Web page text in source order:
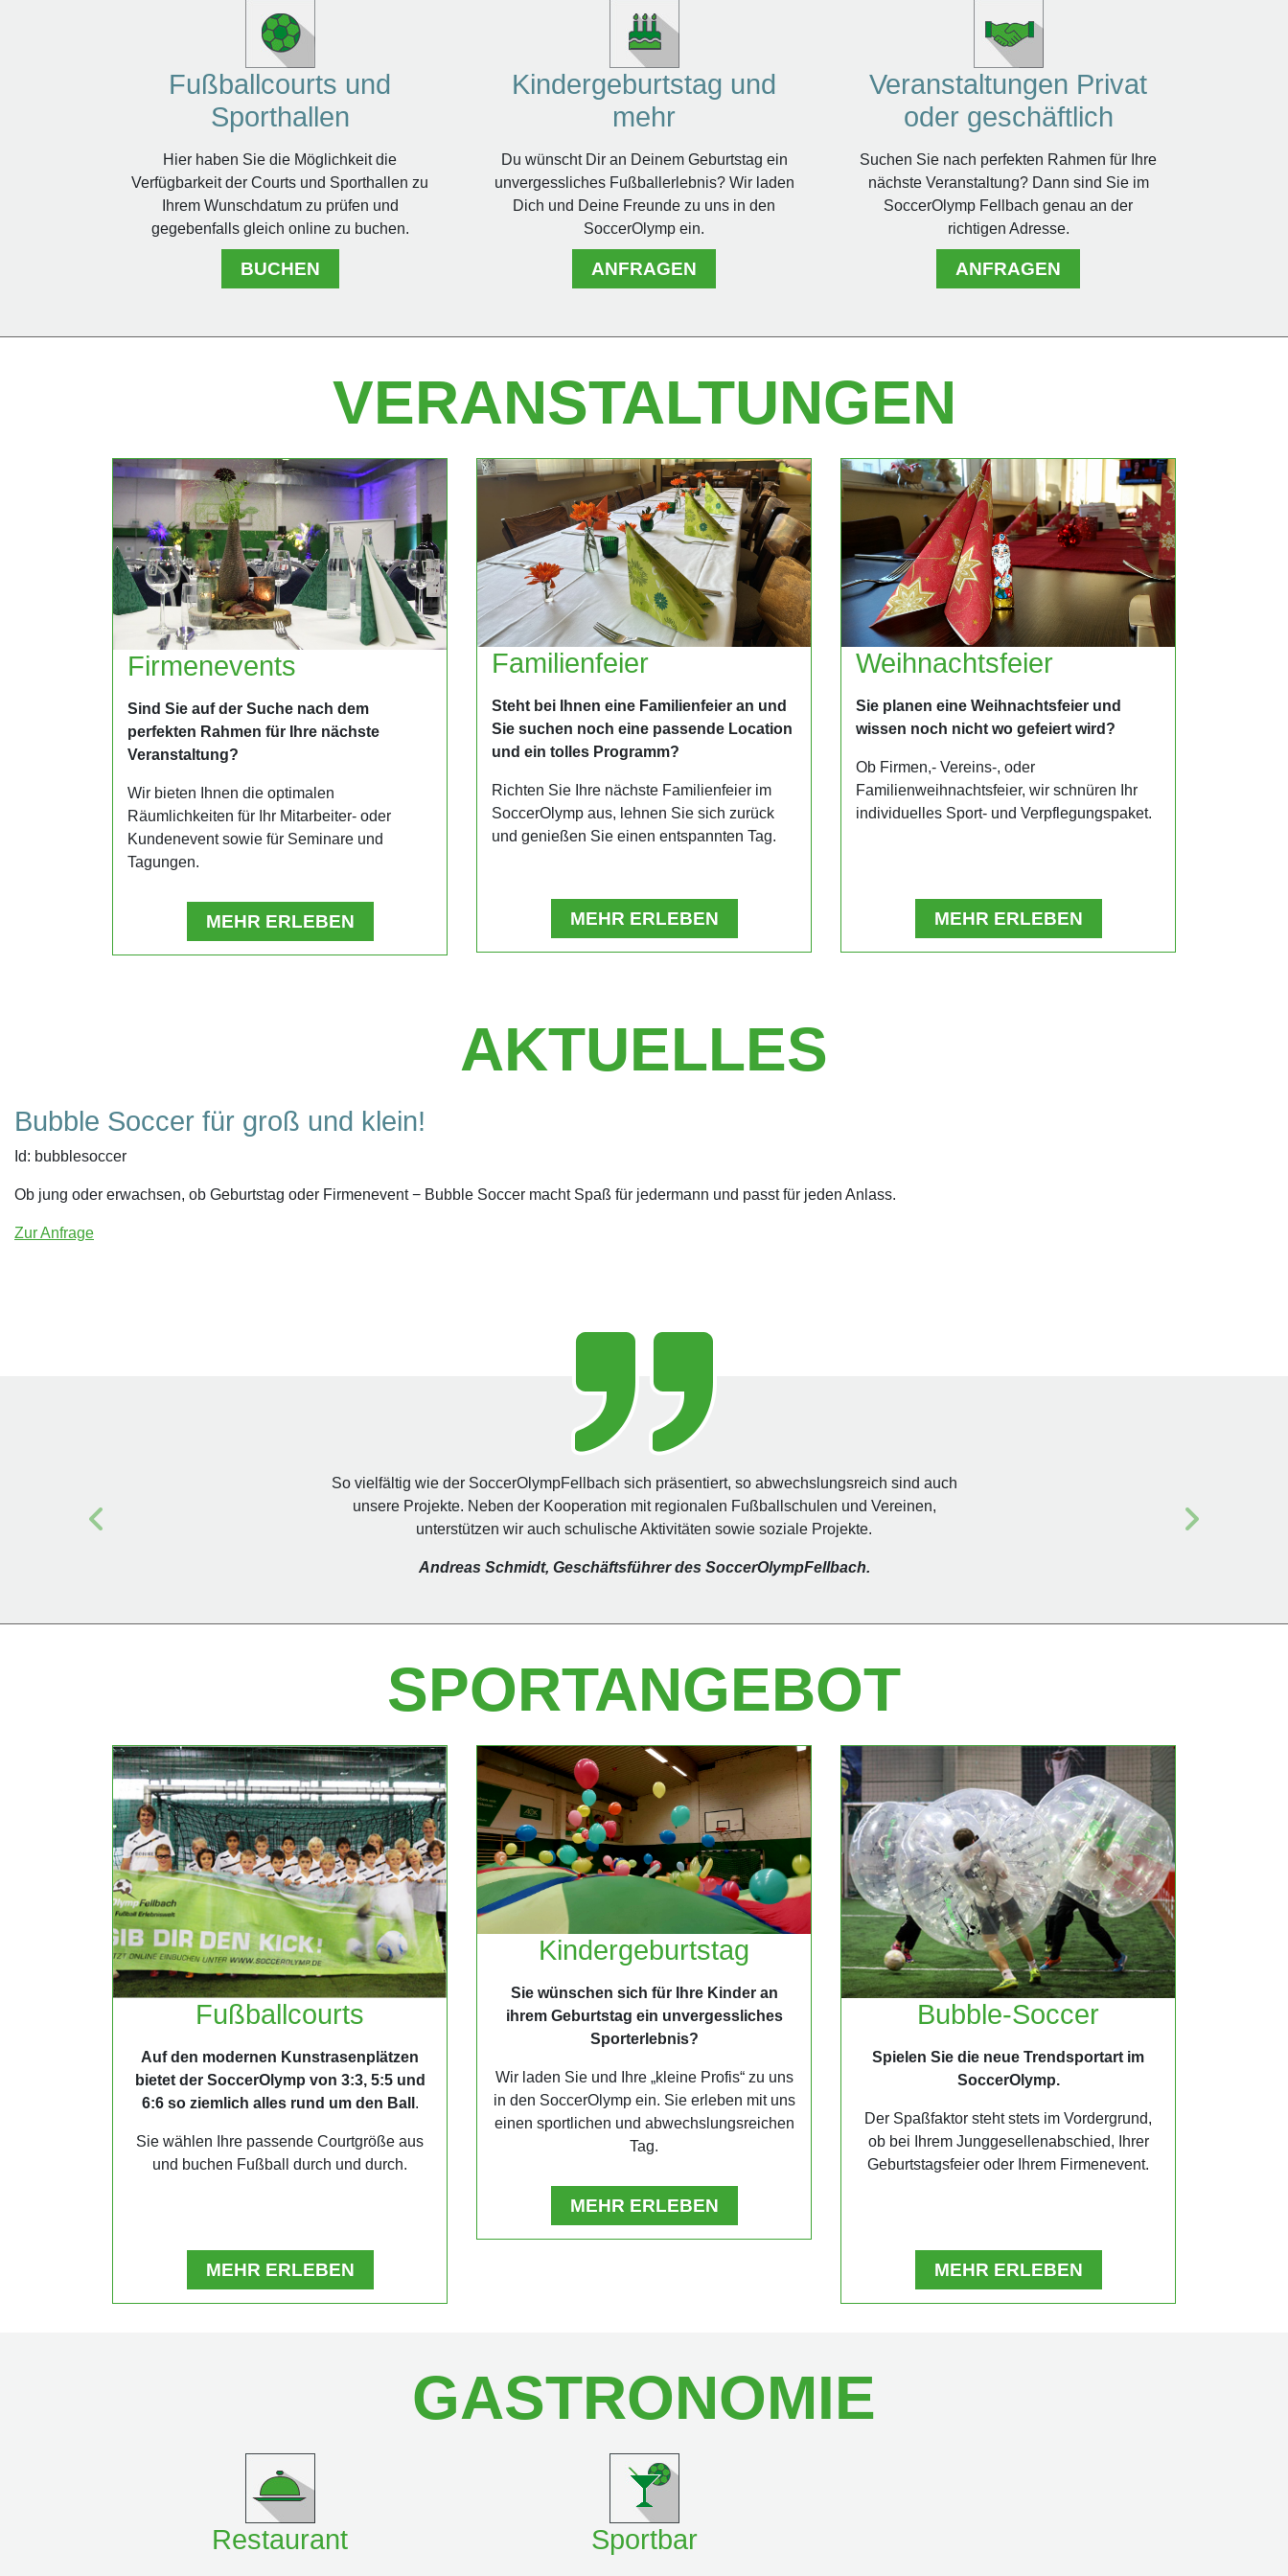
Fußballcourts und
Sporthallen
Hier haben Sie die Möglichkeit die
Verfügbarkeit der Courts und Sporthallen zu
Ihrem Wunschdatum zu prüfen und
gegebenfalls gleich online zu buchen.
BUCHEN
Kindergeburtstag und
mehr
Du wünscht Dir an Deinem Geburtstag ein
unvergessliches Fußballerlebnis? Wir laden
Dich und Deine Freunde zu uns in den
SoccerOlymp ein.
ANFRAGEN
Veranstaltungen Privat
oder geschäftlich
Suchen Sie nach perfekten Rahmen für Ihre
nächste Veranstaltung? Dann sind Sie im
SoccerOlymp Fellbach genau an der
richtigen Adresse.
ANFRAGEN
VERANSTALTUNGEN
Firmenevents
Sind Sie auf der Suche nach dem
perfekten Rahmen für Ihre nächste
Veranstaltung?
Wir bieten Ihnen die optimalen
Räumlichkeiten für Ihr Mitarbeiter- oder
Kundenevent sowie für Seminare und
Tagungen.
MEHR ERLEBEN
Familienfeier
Steht bei Ihnen eine Familienfeier an und
Sie suchen noch eine passende Location
und ein tolles Programm?
Richten Sie Ihre nächste Familienfeier im
SoccerOlymp aus, lehnen Sie sich zurück
und genießen Sie einen entspannten Tag.
MEHR ERLEBEN
Weihnachtsfeier
Sie planen eine Weihnachtsfeier und
wissen noch nicht wo gefeiert wird?
Ob Firmen,- Vereins-, oder
Familienweihnachtsfeier, wir schnüren Ihr
individuelles Sport- und Verpflegungspaket.
MEHR ERLEBEN
AKTUELLES
Bubble Soccer für groß und klein!
Id: bubblesoccer
Ob jung oder erwachsen, ob Geburtstag oder Firmenevent − Bubble Soccer macht Spaß für jedermann und passt für jeden Anlass.
Zur Anfrage
So vielfältig wie der SoccerOlympFellbach sich präsentiert, so abwechslungsreich sind auch
unsere Projekte. Neben der Kooperation mit regionalen Fußballschulen und Vereinen,
unterstützen wir auch schulische Aktivitäten sowie soziale Projekte.
Andreas Schmidt, Geschäftsführer des SoccerOlympFellbach.
SPORTANGEBOT
Fußballcourts
Auf den modernen Kunstrasenplätzen
bietet der SoccerOlymp von 3:3, 5:5 und
6:6 so ziemlich alles rund um den Ball .
Sie wählen Ihre passende Courtgröße aus
und buchen Fußball durch und durch.
MEHR ERLEBEN
Kindergeburtstag
Sie wünschen sich für Ihre Kinder an
ihrem Geburtstag ein unvergessliches
Sporterlebnis?
Wir laden Sie und Ihre „kleine Profis“ zu uns
in den SoccerOlymp ein. Sie erleben mit uns
einen sportlichen und abwechslungsreichen
Tag.
MEHR ERLEBEN
Bubble-Soccer
Spielen Sie die neue Trendsportart im
SoccerOlymp.
Der Spaßfaktor steht stets im Vordergrund,
ob bei Ihrem Junggesellenabschied, Ihrer
Geburtstagsfeier oder Ihrem Firmenevent.
MEHR ERLEBEN
GASTRONOMIE
Restaurant Sportbar